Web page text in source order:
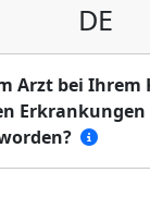
DE
Arzt bei Ihrem